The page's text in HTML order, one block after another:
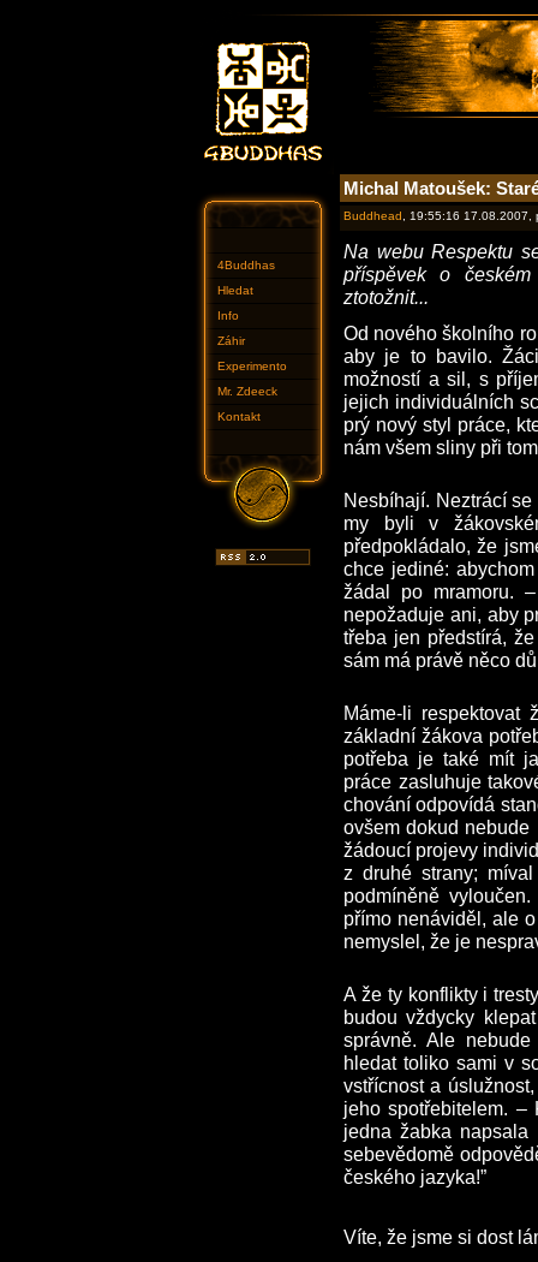
4Buddhas
Hledat
Info
Záhir
Experimento
Mr. Zdeeck
Kontakt
Michal Matoušek:
Buddhead , 19:55:16
Na webu Respektu
příspěvek o
ztotožnit...
Od nového školního
aby je to bavilo.
možností a sil, s
jejich individuálních
prý nový styl práce,
nám všem sliny při
Nesbíhají. Neztrácí
my byli v
předpokládalo, že
chce jediné:
žádal po mramoru.
nepožaduje ani, aby
třeba jen předstírá,
sám má právě něco
Máme-li respektovat
základní žákova
potřeba je také mít
práce zasluhuje
chování odpovídá
ovšem dokud
žádoucí projevy
z druhé strany;
podmíněně
přímo nenáviděl, ale
nemyslel, že je
A že ty konflikty i
budou vždycky
správně. Ale
hledat toliko sami v
vstřícnost a
jeho spotřebitelem.
jedna žabka
sebevědomě
českého jazyka!”
Víte, že jsme si dost